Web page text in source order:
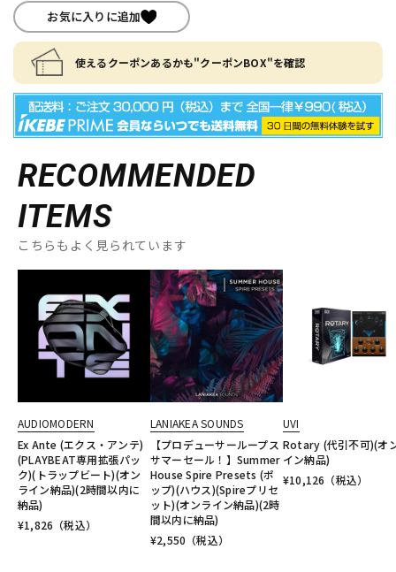
お気に入りに追加
使えるクーポンあるかも"クーポンBOX"を確認
RECOMMENDED
ITEMS
こちらもよく見られています
AUDIOMODERN
Ex Ante (エクス・アンテ)
(PLAYBEAT専用拡張パッ
ク)(トラップビート)(オン
ライン納品)(2時間以内に
納品)
¥1,826 （税込）
LANIAKEA SOUNDS
【プロデューサーループス
サマーセール！】Summer
House Spire Presets (ポ
ップ)(ハウス)(Spireプリセ
ット)(オンライン納品)(2時
間以内に納品)
¥2,550 （税込）
UVI
Rotary (代引不可)(オ
イン納品)
¥10,126 （税込）